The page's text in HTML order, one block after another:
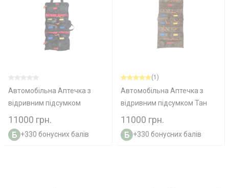
Автомобільна Аптечка з
відривним підсумком
червона
11000 грн.
+330 бонусних балів
(1)
Автомобільна Аптечка з
відривним підсумком Тан
11000 грн.
+330 бонусних балів